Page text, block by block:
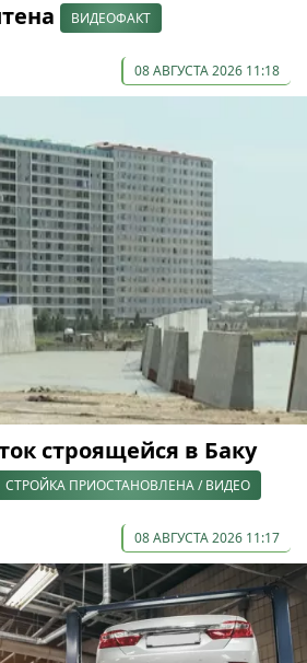
ВИДЕОФАКТ
08 АВГУСТА 2026 11:18
строящейся в Баку
СТРОЙКА ПРИОСТАНОВЛЕНА / ВИДЕО
08 АВГУСТА 2026 11:17